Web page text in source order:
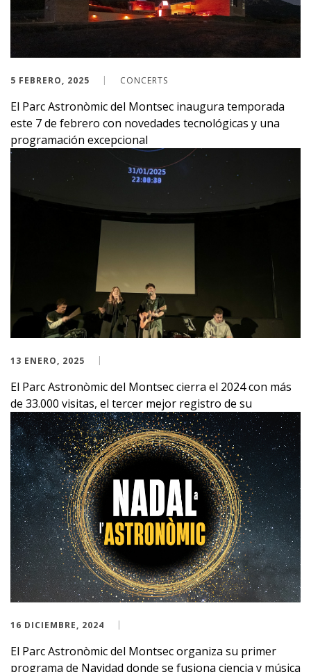
5 FEBRERO, 2025 CONCERTS
El Parc Astronòmic del Montsec inaugura temporada
este 7 de febrero con novedades tecnológicas y una
programación excepcional
13 ENERO, 2025
El Parc Astronòmic del Montsec cierra el 2024 con más
de 33.000 visitas, el tercer mejor registro de su
16 DICIEMBRE, 2024
El Parc Astronòmic del Montsec organiza su primer
programa de Navidad donde se fusiona ciencia y música